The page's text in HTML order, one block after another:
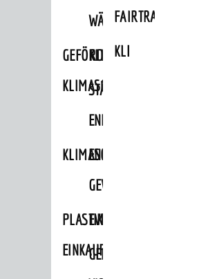
WÄRMEPLANUNG
GEFÖRDERTE
KLIMASCHUTZMASSNAHMEN
KLIMASCHUTZKONZEPT
STÄDTISCHES
ENERGIEMANAGEMENT
KLIMASCHUTZKOMMISSION
ENERGIEKARAWANE
GEWERBE
PLASTIKTÜTENFREIE
EINKAUFSSTADT
EVENTS
GEMEINSAME
FAIRTRADE